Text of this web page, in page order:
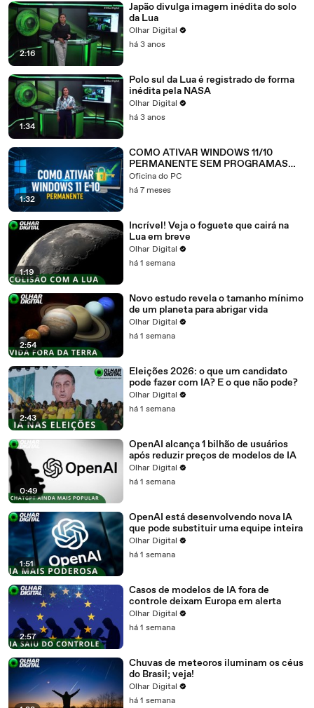
2:16
Japão divulga imagem inédita do solo
da Lua
Olhar Digital
há 3 anos
1:34
Polo sul da Lua é registrado de forma
inédita pela NASA
Olhar Digital
há 3 anos
1:32
COMO ATIVAR WINDOWS 11/10
PERMANENTE SEM PROGRAMAS
(2026)
Oficina do PC
há 7 meses
1:19
Incrível! Veja o foguete que cairá na
Lua em breve
Olhar Digital
há 1 semana
2:54
Novo estudo revela o tamanho mínimo
de um planeta para abrigar vida
Olhar Digital
há 1 semana
2:43
Eleições 2026: o que um candidato
pode fazer com IA? E o que não pode?
Olhar Digital
há 1 semana
0:49
OpenAI alcança 1 bilhão de usuários
após reduzir preços de modelos de IA
Olhar Digital
há 1 semana
1:51
OpenAI está desenvolvendo nova IA
que pode substituir uma equipe inteira
Olhar Digital
há 1 semana
2:57
Casos de modelos de IA fora de
controle deixam Europa em alerta
Olhar Digital
há 1 semana
Chuvas de meteoros iluminam os céus
do Brasil; veja!
Olhar Digital
há 1 semana